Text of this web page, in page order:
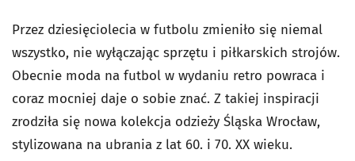
Przez dziesięciolecia w futbolu zmieniło się niemal
wszystko, nie wyłączając sprzętu i piłkarskich strojów.
Obecnie moda na futbol w wydaniu retro powraca i
coraz mocniej daje o sobie znać. Z takiej inspiracji
zrodziła się nowa kolekcja odzieży Śląska Wrocław,
stylizowana na ubrania z lat 60. i 70. XX wieku.